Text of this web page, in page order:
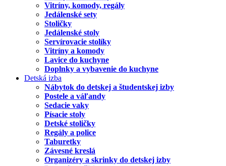
Vitríny, komody, regály
Jedálenské sety
Stoličky
Jedálenské stoly
Servírovacie stolíky
Vitríny a komody
Lavice do kuchyne
Doplnky a vybavenie do kuchyne
Detská izba
Nábytok do detskej a študentskej izby
Postele a váľandy
Sedacie vaky
Písacie stoly
Detské stoličky
Regály a police
Taburetky
Závesné kreslá
Organizéry a skrinky do detskej izby